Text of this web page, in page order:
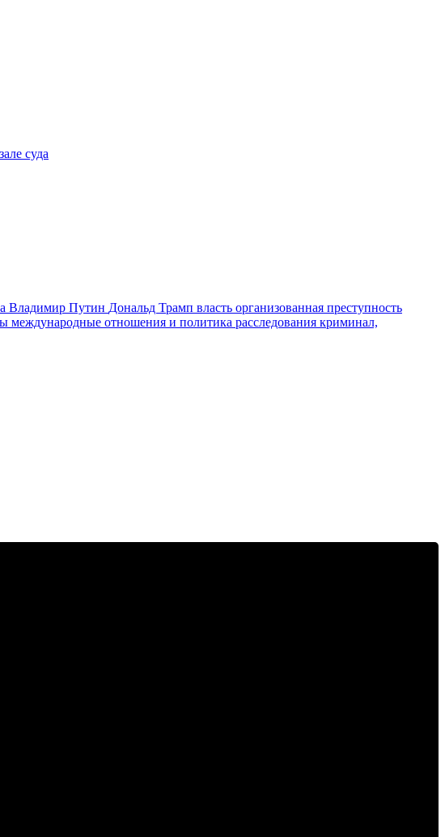
суда
Владимир Путин Дональд Трамп власть организованная преступность
международные отношения и политика расследования криминал,